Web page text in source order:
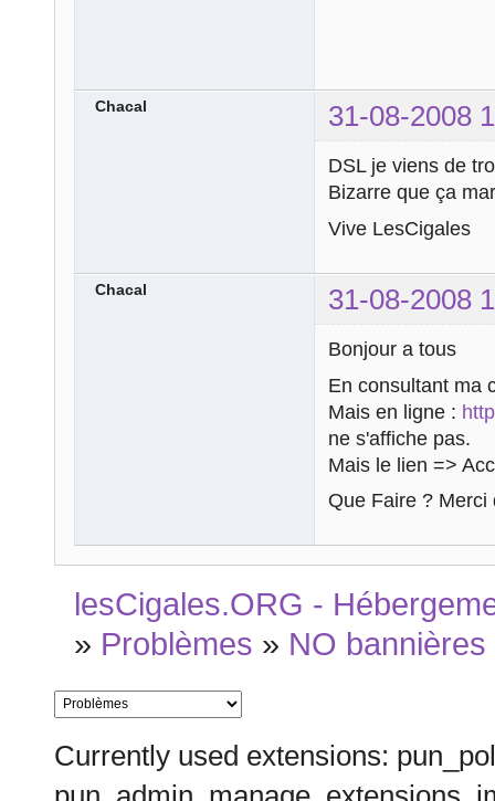
Chacal 31-08-2008
DSL je viens de
Bizarre que ça
Vive LesCigales
Chacal 31-08-2008
Bonjour a tous
En consultant ma
Mais en ligne :
ne s'affiche pas.
Mais le lien =>
Que Faire ? Merci
lesCigales.ORG -
» Problèmes » NO bannières
Currently used extensions: